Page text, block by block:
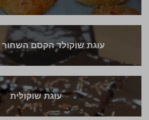
עוגת שוקולד הקסם
עוגת שוקולית